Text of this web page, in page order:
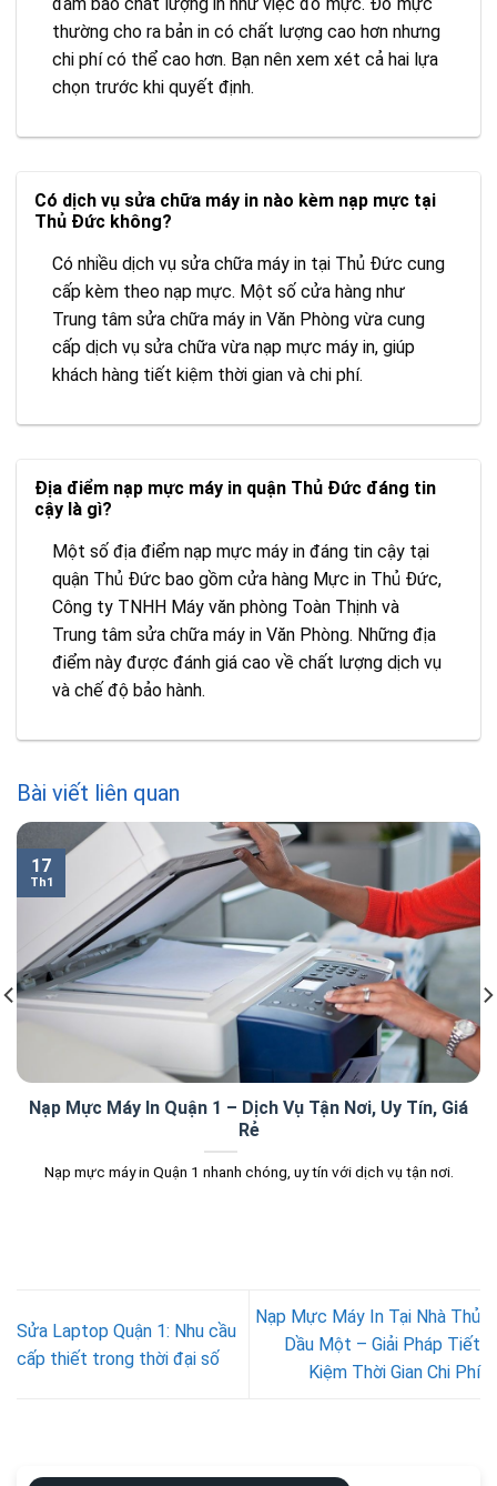
thường cho ra bản in có chất lượng cao hơn nhưng
chi phí có thể cao hơn. Bạn nên xem xét cả hai lựa
chọn trước khi quyết định.
Có dịch vụ sửa chữa máy in nào kèm nạp mực tại
Thủ Đức không?
Có nhiều dịch vụ sửa chữa máy in tại Thủ Đức cung
cấp kèm theo nạp mực. Một số cửa hàng như
Trung tâm sửa chữa máy in Văn Phòng vừa cung
cấp dịch vụ sửa chữa vừa nạp mực máy in, giúp
khách hàng tiết kiệm thời gian và chi phí.
Địa điểm nạp mực máy in quận Thủ Đức đáng tin
cậy là gì?
Một số địa điểm nạp mực máy in đáng tin cậy tại
quận Thủ Đức bao gồm cửa hàng Mực in Thủ Đức,
Công ty TNHH Máy văn phòng Toàn Thịnh và
Trung tâm sửa chữa máy in Văn Phòng. Những địa
điểm này được đánh giá cao về chất lượng dịch vụ
và chế độ bảo hành.
Bài viết liên quan
Nạp Mực Máy In Quận 1 – Dịch Vụ Tận Nơi, Uy Tín, Giá
Rẻ
Nạp mực máy in Quận 1 nhanh chóng, uy tín với dịch vụ tận nơi.
17
Th1
Sửa Laptop Quận 1: Nhu cầu
cấp thiết trong thời đại số
Nạp Mực Máy In Tại Nhà Thủ
Dầu Một – Giải Pháp Tiết
Kiệm Thời Gian Chi Phí